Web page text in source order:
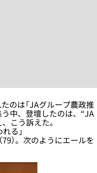
のは「JAグループ農政推
中、登壇したのは、“JA
こう訴えた。
る」
）。次のようにエールを